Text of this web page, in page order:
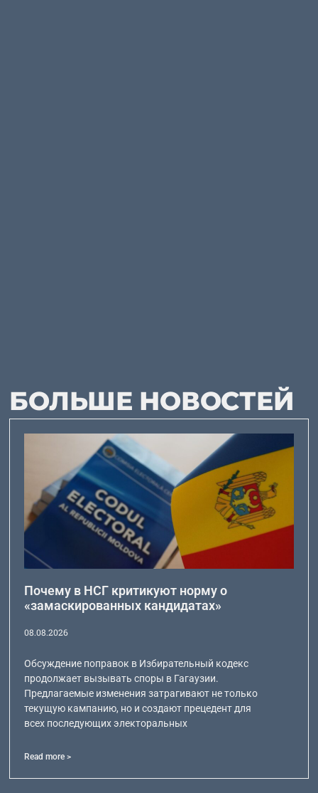
БОЛЬШЕ НОВОСТЕЙ
Почему в НСГ критикуют норму о
«замаскированных кандидатах»
08.08.2026
Обсуждение поправок в Избирательный кодекс
продолжает вызывать споры в Гагаузии.
Предлагаемые изменения затрагивают не только
текущую кампанию, но и создают прецедент для
всех последующих электоральных
Read more >